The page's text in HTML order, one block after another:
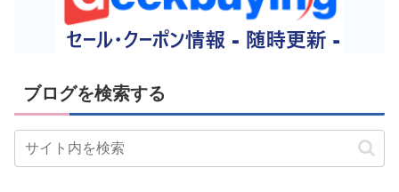
ブログを検索する